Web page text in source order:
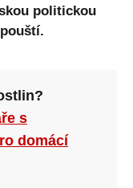
politickou
s
domácí